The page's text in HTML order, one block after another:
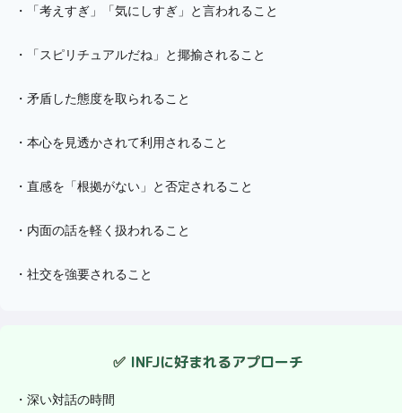
・ 「考えすぎ」「気にしすぎ」と言われること
・ 「スピリチュアルだね」と揶揄されること
・ 矛盾した態度を取られること
・ 本心を見透かされて利用されること
・ 直感を「根拠がない」と否定されること
・ 内面の話を軽く扱われること
・ 社交を強要されること
✅ INFJに好まれるアプローチ
・ 深い対話の時間